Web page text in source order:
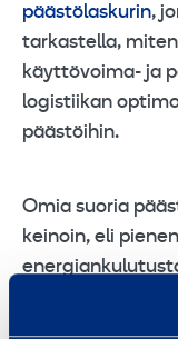
päästölaskurin,
tarkastella,
käyttövoima- ja
logistiikan
päästöihin.
Omia suoria
keinoin, eli
kulutusta.